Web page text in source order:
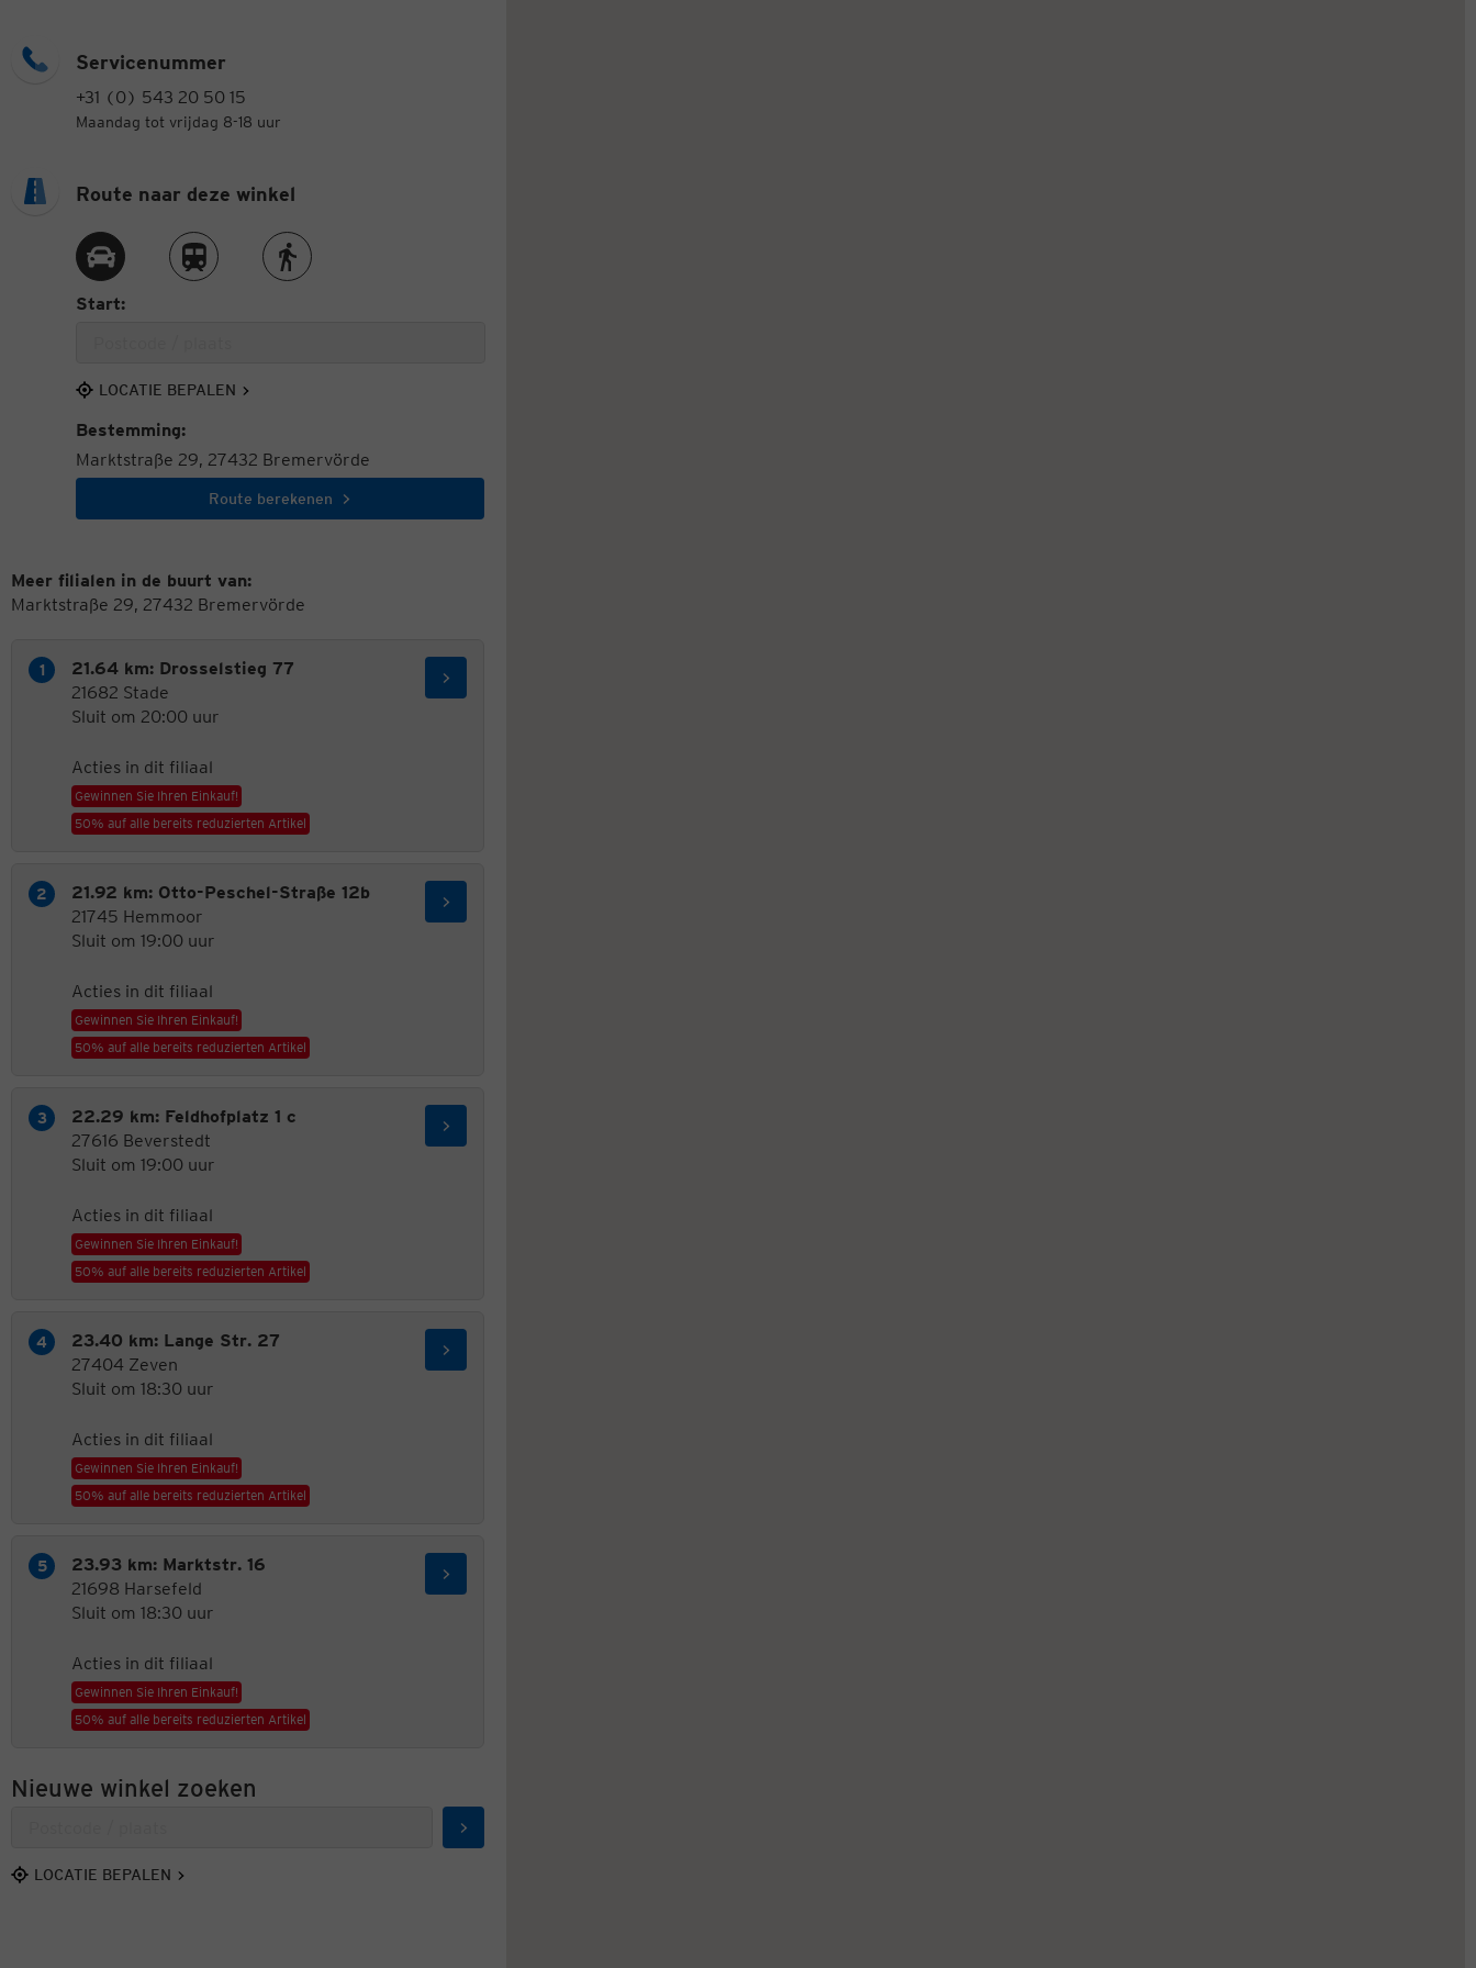
Servicenummer
+31 (0) 543 20 50 15
Maandag tot vrijdag 8-18 uur
Route naar deze winkel
Route met de autoRoute met de treinRoute te voet
Start:
LOCATIE BEPALEN
Bestemming:
Marktstraße 29, 27432 Bremervörde
Route berekenen
Meer filialen in de buurt van:
Marktstraße 29, 27432 Bremervörde
21.64 km: Drosselstieg 77
21682 Stade
Sluit om 20:00 uur
Acties in dit filiaal
Gewinnen Sie Ihren Einkauf!
50% auf alle bereits reduzierten Artikel
21.92 km: Otto-Peschel-Straße 12b
21745 Hemmoor
Sluit om 19:00 uur
Acties in dit filiaal
Gewinnen Sie Ihren Einkauf!
50% auf alle bereits reduzierten Artikel
22.29 km: Feldhofplatz 1 c
27616 Beverstedt
Sluit om 19:00 uur
Acties in dit filiaal
Gewinnen Sie Ihren Einkauf!
50% auf alle bereits reduzierten Artikel
23.40 km: Lange Str. 27
27404 Zeven
Sluit om 18:30 uur
Acties in dit filiaal
Gewinnen Sie Ihren Einkauf!
50% auf alle bereits reduzierten Artikel
23.93 km: Marktstr. 16
21698 Harsefeld
Sluit om 18:30 uur
Acties in dit filiaal
Gewinnen Sie Ihren Einkauf!
50% auf alle bereits reduzierten Artikel
Nieuwe winkel zoeken
Zoeken
LOCATIE BEPALEN